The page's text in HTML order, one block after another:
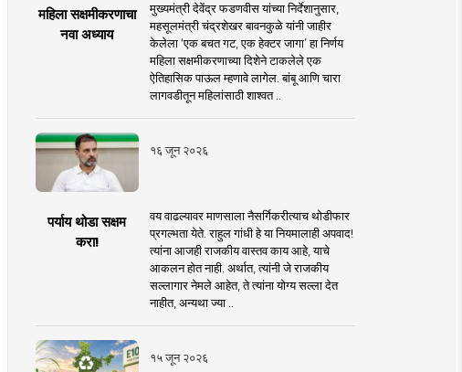
महिला सक्षमीकरणाचा
नवा अध्याय
मुख्यमंत्री देवेंद्र फडणवीस यांच्या निर्देशानुसार,
महसूलमंत्री चंद्रशेखर बावनकुळे यांनी जाहीर
केलेला ‘एक बचत गट, एक हेक्टर जागा’ हा निर्णय
महिला सक्षमीकरणाच्या दिशेने टाकलेले एक
ऐतिहासिक पाऊल म्हणावे लागेल. बांबू आणि चारा
लागवडीतून महिलांसाठी शाश्वत ..
१६ जून २०२६
पर्याय थोडा सक्षम
करा!
वय वाढल्यावर माणसाला नैसर्गिकरीत्याच थोडीफार
प्रगल्भता येते. राहुल गांधी हे या नियमालाही अपवाद!
त्यांना आजही राजकीय वास्तव काय आहे, याचे
आकलन होत नाही. अर्थात, त्यांनी जे राजकीय
सल्लागार नेमले आहेत, ते त्यांना योग्य सल्ला देत
नाहीत, अन्यथा ज्या ..
१५ जून २०२६